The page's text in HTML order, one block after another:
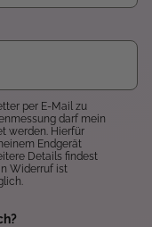
per E-Mail zu
darf mein
werden. Hierfür
Endgerät
Details findest
Widerruf ist